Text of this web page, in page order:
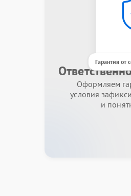
Гарантия от
Оформляем
условия
и